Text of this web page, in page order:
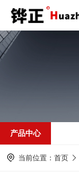
产品中心
当前位置： 首页